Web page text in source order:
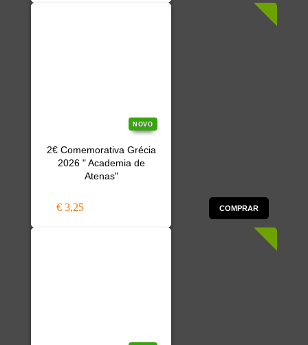
NOVO
2€ Comemorativa Grécia
2026 " Academia de
Atenas"
€ 3,25 COMPRAR